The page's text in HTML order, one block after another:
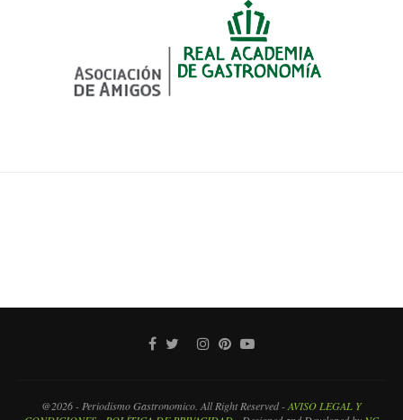
@2026 - Periodismo Gastronomico. All Right Reserved -AVISO LEGAL Y